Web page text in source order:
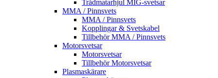
Trådmatarhjul MIG-svetsar
MMA / Pinnsvets
MMA / Pinnsvets
Kopplingar & Svetskabel
Tillbehör MMA / Pinnsvets
Motorsvetsar
Motorsvetsar
Tillbehör Motorsvetsar
Plasmaskärare